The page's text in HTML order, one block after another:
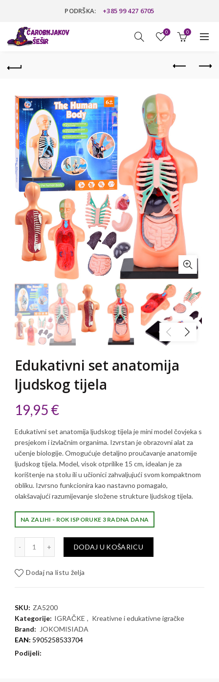
PODRŠKA: +385 99 427 6705
0 0
Edukativni set anatomija
ljudskog tijela
19,95 €
Edukativni set anatomija ljudskog tijela je mini model čovjeka s
presjekom i izvlačnim organima. Izvrstan je obrazovni alat za
učenje biologije. Omogućuje detaljno proučavanje anatomije
ljudskog tijela. Model, visok otprilike 15 cm, idealan je za
korištenje na stolu ili u učionici zahvaljujući svom kompaktnom
obliku. Izvrsno funkcionira kao nastavno pomagalo,
olakšavajući razumijevanje složene strukture ljudskog tijela.
NA ZALIHI - ROK ISPORUKE 3 RADNA DANA
Edukativni set anatomija ljudskog tijela količina
DODAJ U KOŠARICU
Dodaj na listu želja
SKU: ZA5200
Kategorije: IGRAČKE , Kreativne i edukativne igračke
Brand:
JOKOMISIADA
EAN: 5905258533704
Podijeli